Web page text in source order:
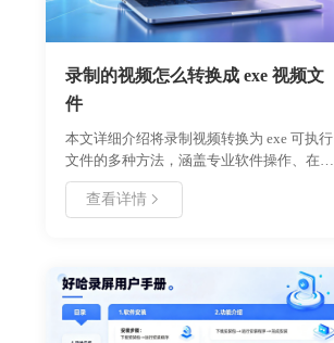
录制的视频怎么转换成 exe 视频文
件
本文详细介绍将录制视频转换为 exe 可执行
文件的多种方法，涵盖专业软件操作、在线
工具使用及编程实现方案。通过对比不同工
具的转换效率、文件体积和兼容性，提供适
项，帮助用户高效完成视频封装转换。
查看详情